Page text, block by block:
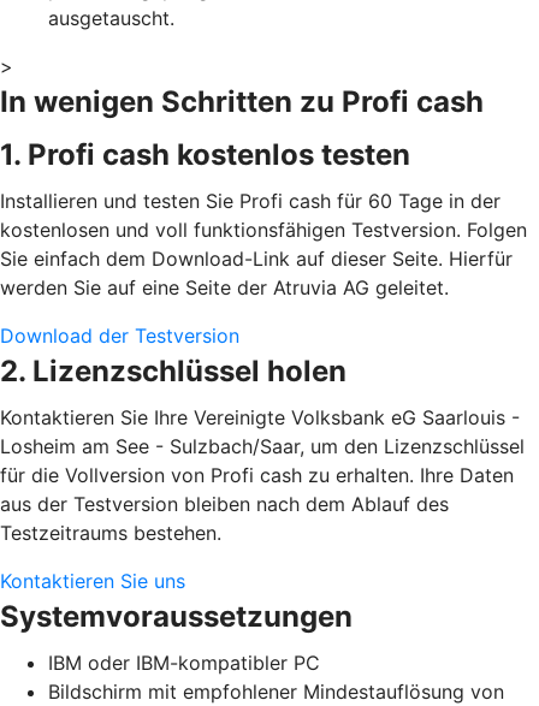
ausgetauscht.
>
In wenigen Schritten zu Profi cash
1. Profi cash kostenlos testen
Installieren und testen Sie Profi cash für 60 Tage in der
kostenlosen und voll funktionsfähigen Testversion. Folgen
Sie einfach dem Download-Link auf dieser Seite. Hierfür
werden Sie auf eine Seite der Atruvia AG geleitet.
Download der Testversion
2. Lizenzschlüssel holen
Kontaktieren Sie Ihre Vereinigte Volksbank eG Saarlouis -
Losheim am See - Sulzbach/Saar, um den Lizenzschlüssel
für die Vollversion von Profi cash zu erhalten. Ihre Daten
aus der Testversion bleiben nach dem Ablauf des
Testzeitraums bestehen.
Kontaktieren Sie uns
Systemvoraussetzungen
IBM oder IBM-kompatibler PC
Bildschirm mit empfohlener Mindestauflösung von